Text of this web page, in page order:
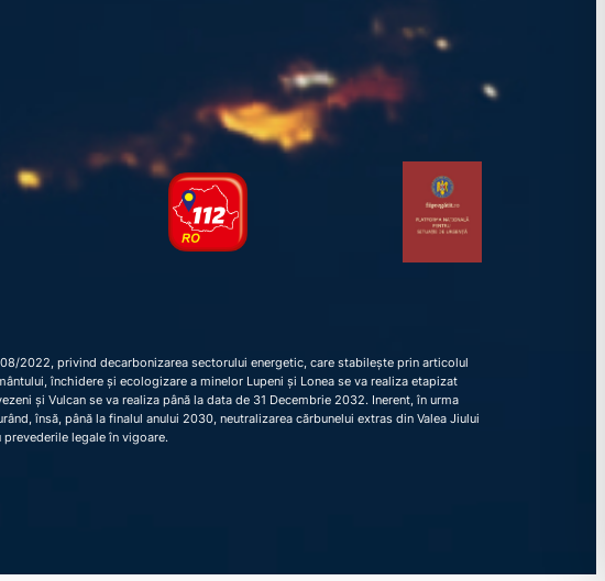
2022, privind decarbonizarea sectorului energetic, care stabilește prin articolul
închidere și ecologizare a minelor Lupeni și Lonea se va realiza etapizat
și Vulcan se va realiza până la data de 31 Decembrie 2032. Inerent, în urma
însă, până la finalul anului 2030, neutralizarea cărbunelui extras din Valea Jiului
legale în vigoare.